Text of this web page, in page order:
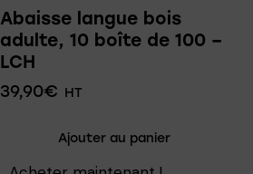
Abaisse langue bois
adulte, 10 boîte de 100 –
LCH
39,90€ HT
Ajouter au panier